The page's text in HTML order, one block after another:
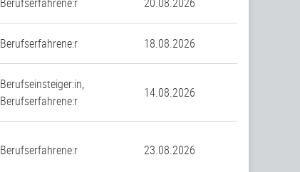
Berufserfahrene:r 18.08.2026
Berufseinsteiger:in,
Berufserfahrene:r
14.08.2026
Berufserfahrene:r 23.08.2026